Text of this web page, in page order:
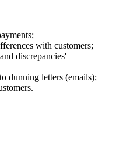
with customers;
discrepancies'
dunning letters (emails);